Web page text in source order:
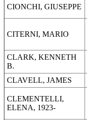
CIONCHI, GIUSEPPE
CITERNI, MARIO
CLARK, KENNETH
B.
CLAVELL, JAMES
CLEMENTELLI,
ELENA, 1923-